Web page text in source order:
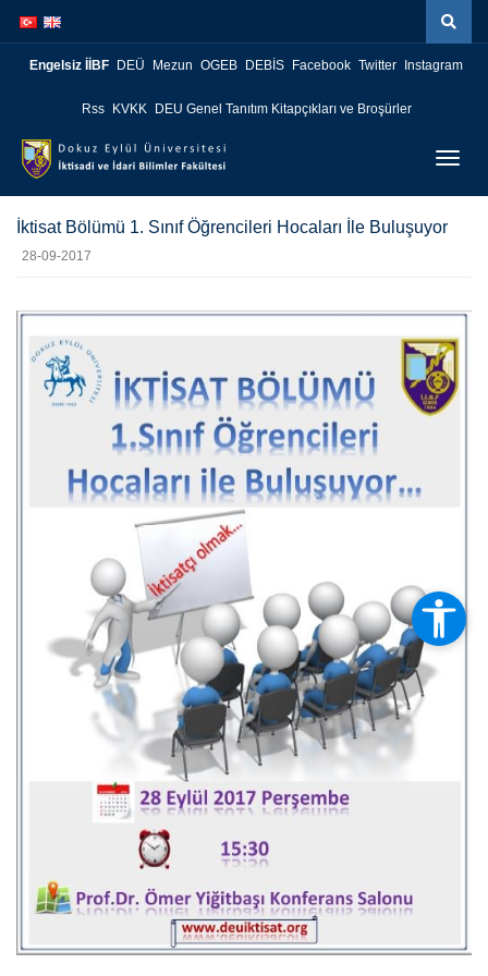
atla
atla
Engelsiz İİBF DEÜ Mezun OGEB DEBİS Facebook Twitter Instagram
Rss KVKK DEU Genel Tanıtım Kitapçıkları ve Broşürler
İktisat Bölümü 1. Sınıf Öğrencileri Hocaları İle Buluşuyor
28-09-2017